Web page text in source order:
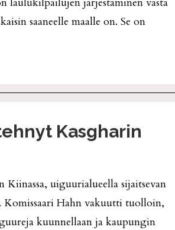
saaneelle maalle on. Se on
Kasgharin
Kiinassa, uiguurialueella sijaitsevan
Komissaari Hahn vakuutti tuolloin,
kuunnellaan ja kaupungin